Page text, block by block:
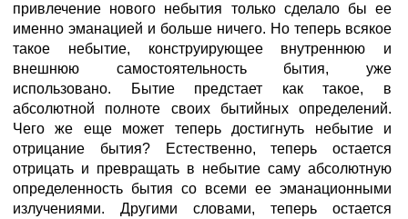
привлечение нового небытия только сделало бы ее
именно эманацией и больше ничего. Но теперь всякое
такое небытие, конструирующее внутреннюю и
внешнюю самостоятельность бытия, уже
использовано. Бытие предстает как такое, в
абсолютной полноте своих бытийных определений.
Чего же еще может теперь достигнуть небытие и
отрицание бытия? Естественно, теперь остается
отрицать и превращать в небытие саму абсолютную
определенность бытия со всеми ее эманационными
излучениями. Другими словами, теперь остается